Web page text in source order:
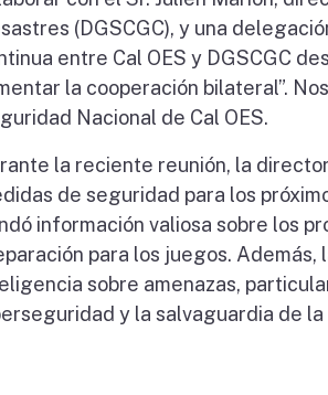
(DGSCGC), y una
entre Cal OES y DGSCGC
la cooperación bilateral”.
Nacional de Cal OES.
la reciente reunión, la
de seguridad para los
información valiosa sobre los
para los juegos.
sobre amenazas,
y la salvaguardia de